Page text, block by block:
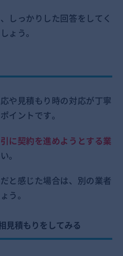
しっかりした回答をしてく
ょう。
や見積もり時の対応が丁寧
イントです。
に契約を進めようとする業
。
と感じた場合は、別の業者
う。
見積もりをしてみる